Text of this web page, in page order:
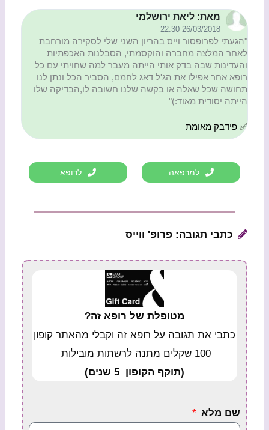
מאת: ליאת ירושלמי
26/03/2018 22:30
"הגעתי לפרופסור וייס בהריון השני שלי לסקירה מורחבת
לאחר המלצה מחברה והוקסמתי, הסבלנות האכפתיות
והעדינות שבה בדק אותי הייתה מעבר למה שחויתי עם כל
רופא אחר אפילו את הג'ל דאג לחמם, הסביר הכל ונתן לנו
תחושה שכל שאלה או בקשה שלנו חשובה לו,הבדיקה שלו
הייתה יסודית מאוד:)"
✅ פידבק מאומת
למרפאה לרופא
כתבי תגובה: פרופ' ווייס
מטופלת של רופא זה?
כתבי את תגובה על רופא זה וקבלי מהאתר קופון
100 שקלים מתנה לרשתות מובילות
(תוקף הקופון 5 שנים)
שם מלא